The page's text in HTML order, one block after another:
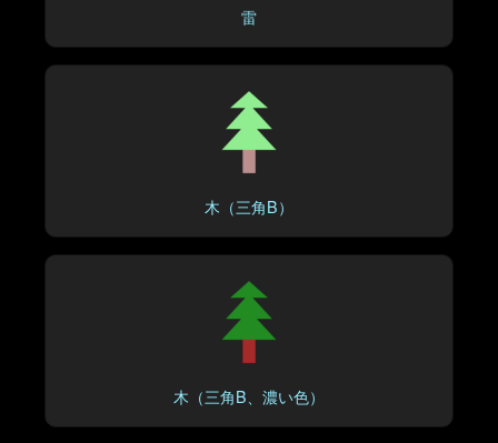
雷
木（三角B）
木（三角B、濃い色）